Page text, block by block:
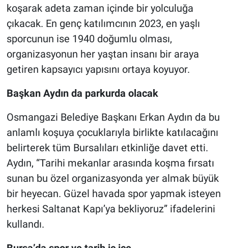
koşarak adeta zaman içinde bir yolculuğa
çıkacak. En genç katılımcının 2023, en yaşlı
sporcunun ise 1940 doğumlu olması,
organizasyonun her yaştan insanı bir araya
getiren kapsayıcı yapısını ortaya koyuyor.
Başkan Aydın da parkurda olacak
Osmangazi Belediye Başkanı Erkan Aydın da bu
anlamlı koşuya çocuklarıyla birlikte katılacağını
belirterek tüm Bursalıları etkinliğe davet etti.
Aydın, “Tarihi mekanlar arasında koşma fırsatı
sunan bu özel organizasyonda yer almak büyük
bir heyecan. Güzel havada spor yapmak isteyen
herkesi Saltanat Kapı’ya bekliyoruz” ifadelerini
kullandı.